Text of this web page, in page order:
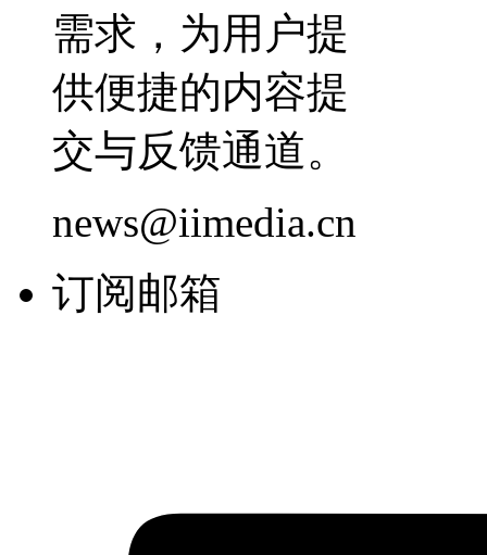
需求，为用户提
供便捷的内容提
交与反馈通道。
news@iimedia.cn
订阅邮箱